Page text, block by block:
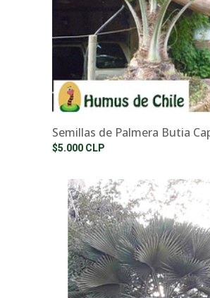
Semillas de Palmera Butia
$5.000 CLP